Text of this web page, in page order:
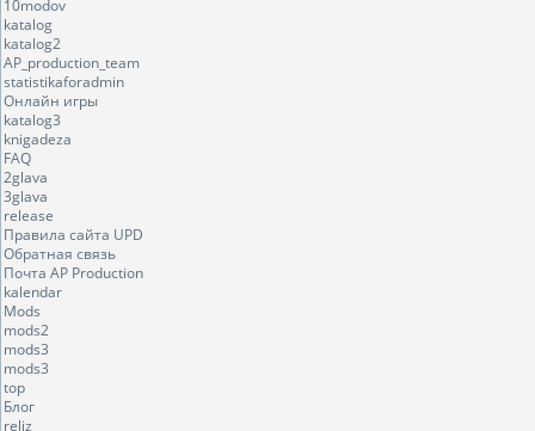
10modov
katalog
katalog2
AP_production_team
statistikaforadmin
Онлайн игры
katalog3
knigadeza
FAQ
2glava
3glava
release
Правила сайта UPD
Обратная связь
Почта AP Production
kalendar
Mods
mods2
mods3
mods3
top
Блог
reliz